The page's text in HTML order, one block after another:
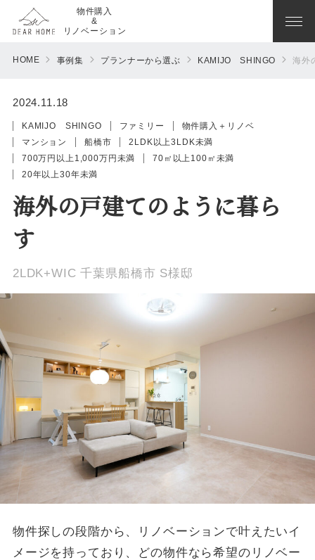
物件購入
&
リノベーション
HOME 事例集 プランナーから選ぶ KAMIJO SHINGO 海外
2024.11.18
KAMIJO SHINGO ファミリー
物件購入＋リノベ
マンション
船橋市
2LDK以上3LDK未満
700万円以上1,000万円未満
70㎡以上100㎡未満
20年以上30年未満
海外の戸建てのように暮ら
す
2LDK+WIC 千葉県船橋市 S様邸
物件探しの段階から、リノベーションで叶えたいイ
メージを持っており、どの物件なら希望のリノベー